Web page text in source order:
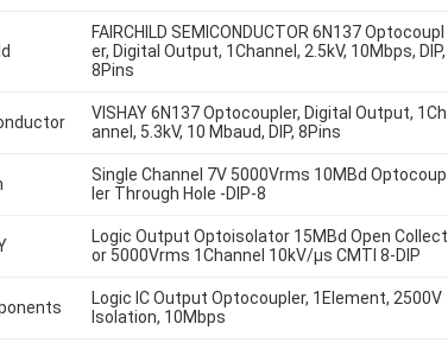
FAIRCHILD SEMICONDUCTOR 6N137 Optocoupl
er, Digital Output, 1Channel, 2.5kV, 10Mbps, DIP,
8Pins
VISHAY 6N137 Optocoupler, Digital Output, 1Ch
annel, 5.3kV, 10 Mbaud, DIP, 8Pins
Single Channel 7V 5000Vrms 10MBd Optocoup
ler Through Hole -DIP-8
Logic Output Optoisolator 15MBd Open Collect
or 5000Vrms 1Channel 10kV/µs CMTI 8-DIP
Logic IC Output Optocoupler, 1Element, 2500V
Isolation, 10Mbps